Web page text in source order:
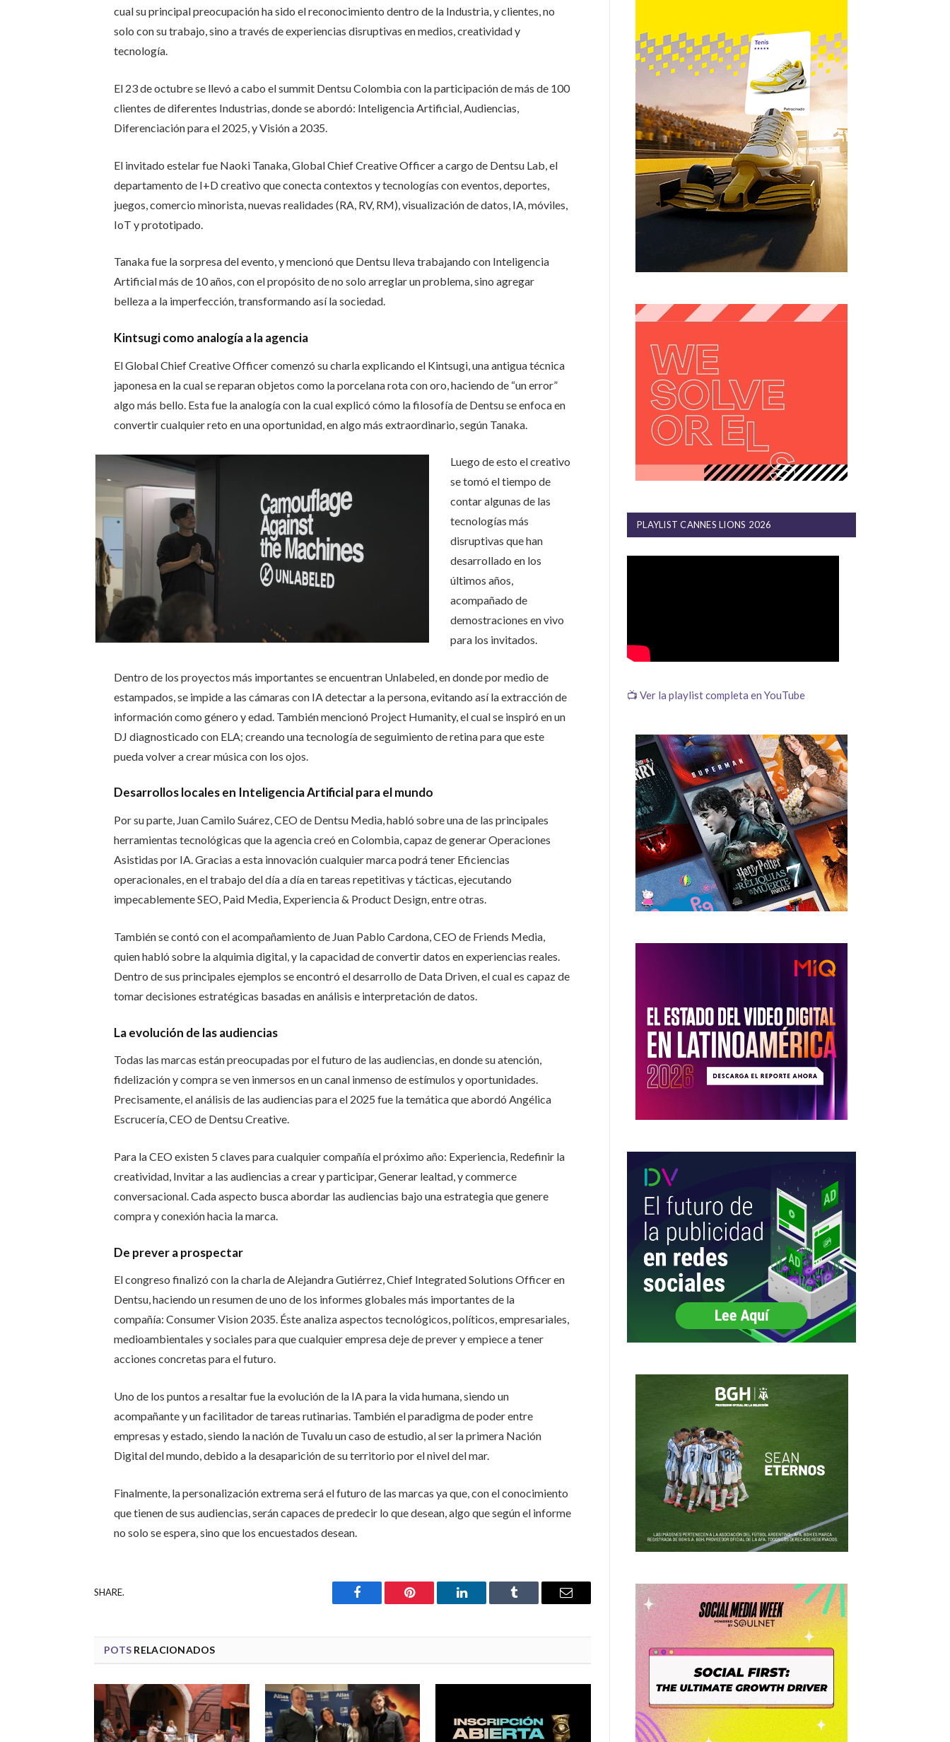
cual su principal preocupación ha sido el reconocimiento dentro de la Industria, y clientes, no
solo con su trabajo, sino a través de experiencias disruptivas en medios, creatividad y
tecnología.
El 23 de octubre se llevó a cabo el summit Dentsu Colombia con la participación de más de 100
clientes de diferentes Industrias, donde se abordó: Inteligencia Artificial, Audiencias,
Diferenciación para el 2025, y Visión a 2035.
El invitado estelar fue Naoki Tanaka, Global Chief Creative Officer a cargo de Dentsu Lab, el
departamento de I+D creativo que conecta contextos y tecnologías con eventos, deportes,
juegos, comercio minorista, nuevas realidades (RA, RV, RM), visualización de datos, IA, móviles,
IoT y prototipado.
Tanaka fue la sorpresa del evento, y mencionó que Dentsu lleva trabajando con Inteligencia
Artificial más de 10 años, con el propósito de no solo arreglar un problema, sino agregar
belleza a la imperfección, transformando así la sociedad.
Kintsugi como analogía a la agencia
El Global Chief Creative Officer comenzó su charla explicando el Kintsugi, una antigua técnica
japonesa en la cual se reparan objetos como la porcelana rota con oro, haciendo de “un error”
algo más bello. Esta fue la analogía con la cual explicó cómo la filosofía de Dentsu se enfoca en
convertir cualquier reto en una oportunidad, en algo más extraordinario, según Tanaka.
Luego de esto el creativo
se tomó el tiempo de
contar algunas de las
tecnologías más
disruptivas que han
desarrollado en los
últimos años,
acompañado de
demostraciones en vivo
para los invitados.
Dentro de los proyectos más importantes se encuentran Unlabeled, en donde por medio de
estampados, se impide a las cámaras con IA detectar a la persona, evitando así la extracción de
información como género y edad. También mencionó Project Humanity, el cual se inspiró en un
DJ diagnosticado con ELA; creando una tecnología de seguimiento de retina para que este
pueda volver a crear música con los ojos.
Desarrollos locales en Inteligencia Artificial para el mundo
Por su parte, Juan Camilo Suárez, CEO de Dentsu Media, habló sobre una de las principales
herramientas tecnológicas que la agencia creó en Colombia, capaz de generar Operaciones
Asistidas por IA. Gracias a esta innovación cualquier marca podrá tener Eficiencias
operacionales, en el trabajo del día a día en tareas repetitivas y tácticas, ejecutando
impecablemente SEO, Paid Media, Experiencia & Product Design, entre otras.
También se contó con el acompañamiento de Juan Pablo Cardona, CEO de Friends Media,
quien habló sobre la alquimia digital, y la capacidad de convertir datos en experiencias reales.
Dentro de sus principales ejemplos se encontró el desarrollo de Data Driven, el cual es capaz de
tomar decisiones estratégicas basadas en análisis e interpretación de datos.
La evolución de las audiencias
Todas las marcas están preocupadas por el futuro de las audiencias, en donde su atención,
fidelización y compra se ven inmersos en un canal inmenso de estímulos y oportunidades.
Precisamente, el análisis de las audiencias para el 2025 fue la temática que abordó Angélica
Escrucería, CEO de Dentsu Creative.
Para la CEO existen 5 claves para cualquier compañía el próximo año: Experiencia, Redefinir la
creatividad, Invitar a las audiencias a crear y participar, Generar lealtad, y commerce
conversacional. Cada aspecto busca abordar las audiencias bajo una estrategia que genere
compra y conexión hacia la marca.
De prever a prospectar
El congreso finalizó con la charla de Alejandra Gutiérrez, Chief Integrated Solutions Officer en
Dentsu, haciendo un resumen de uno de los informes globales más importantes de la
compañía: Consumer Vision 2035. Éste analiza aspectos tecnológicos, políticos, empresariales,
medioambientales y sociales para que cualquier empresa deje de prever y empiece a tener
acciones concretas para el futuro.
Uno de los puntos a resaltar fue la evolución de la IA para la vida humana, siendo un
acompañante y un facilitador de tareas rutinarias. También el paradigma de poder entre
empresas y estado, siendo la nación de Tuvalu un caso de estudio, al ser la primera Nación
Digital del mundo, debido a la desaparición de su territorio por el nivel del mar.
Finalmente, la personalización extrema será el futuro de las marcas ya que, con el conocimiento
que tienen de sus audiencias, serán capaces de predecir lo que desean, algo que según el informe
no solo se espera, sino que los encuestados desean.
SHARE.
Facebook Pinterest LinkedIn Tumblr Email
POTS RELACIONADOS
PLAYLIST CANNES LIONS 2026
📺 Ver la playlist completa en YouTube